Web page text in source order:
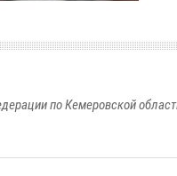
по Кемеровской